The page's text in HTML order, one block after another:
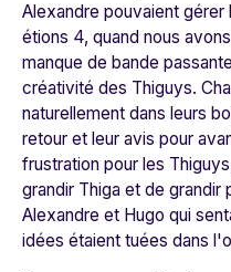
Alexandre pouvaient gérer
étions 4, quand nous
manque de bande
créativité des Thiguys.
naturellement dans leurs
retour et leur avis pour
frustration pour les
grandir Thiga et de grandir
Alexandre et Hugo qui
idées étaient tuées dans